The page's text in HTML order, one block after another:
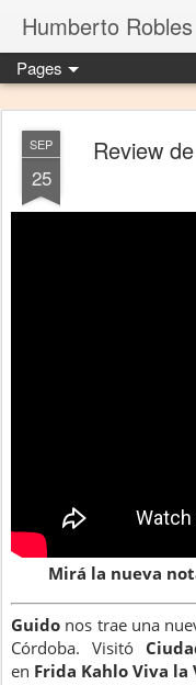
Humberto Robles
Pages
SEP
25
Review
Mirá la nueva
Guido nos trae una
Córdoba. Visitó
en Frida Kahlo Viva la